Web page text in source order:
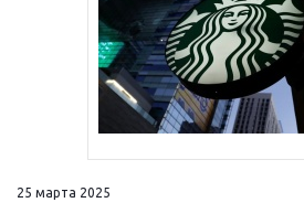
25 марта 2025